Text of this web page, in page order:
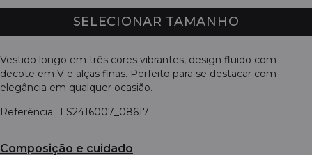
SELECIONAR TAMANHO
Vestido longo em três cores vibrantes, design fluido com
decote em V e alças finas. Perfeito para se destacar com
elegância em qualquer ocasião.
Referência
LS2416007_08617
Composição e cuidado